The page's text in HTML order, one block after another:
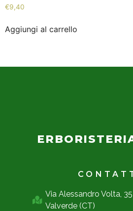
€9,40
Aggiungi al carrello
Via Alessandro Volta,
Valverde (CT)